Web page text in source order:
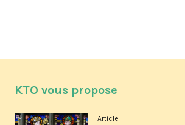
KTO vous propose
Article